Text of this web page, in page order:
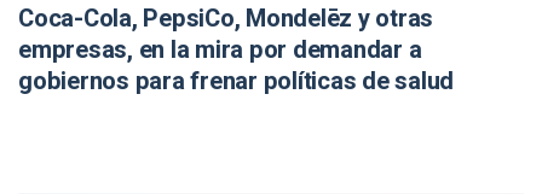
Coca-Cola, PepsiCo, Mondelēz y otras
empresas, en la mira por demandar a
gobiernos para frenar políticas de salud